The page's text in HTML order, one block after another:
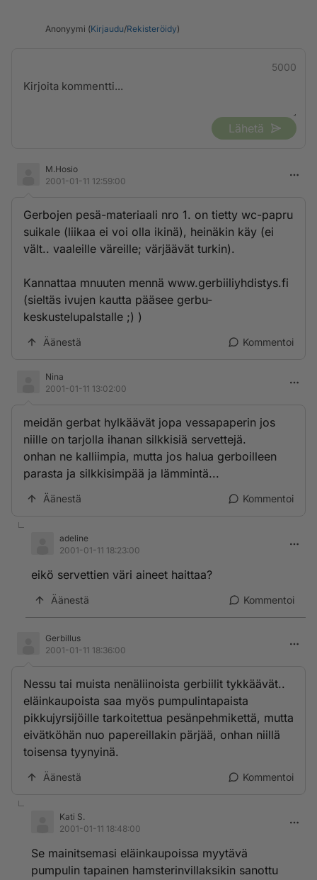
Anonyymi (Kirjaudu/Rekisteröidy)
5000
Lähetä
M.Hosio
2001-01-11 12:59:00
Gerbojen pesä-materiaali nro 1. on tietty wc-papru
suikale (liikaa ei voi olla ikinä), heinäkin käy (ei
vält.. vaaleille väreille; värjäävät turkin).
Kannattaa mnuuten mennä www.gerbiiliyhdistys.fi
(sieltäs ivujen kautta pääsee gerbu-
keskustelupalstalle ;) )
Äänestä Kommentoi
Nina
2001-01-11 13:02:00
meidän gerbat hylkäävät jopa vessapaperin jos
niille on tarjolla ihanan silkkisiä servettejä.
onhan ne kalliimpia, mutta jos halua gerboilleen
parasta ja silkkisimpää ja lämmintä...
Äänestä Kommentoi
adeline
2001-01-11 18:23:00
eikö servettien väri aineet haittaa?
Äänestä Kommentoi
Gerbillus
2001-01-11 18:36:00
Nessu tai muista nenäliinoista gerbiilit tykkäävät..
eläinkaupoista saa myös pumpulintapaista
pikkujyrsijöille tarkoitettua pesänpehmikettä, mutta
eivätköhän nuo papereillakin pärjää, onhan niillä
toisensa tyynyinä.
Äänestä Kommentoi
Kati S.
2001-01-11 18:48:00
Se mainitsemasi eläinkaupoissa myytävä
pumpulin tapainen hamsterinvillaksikin sanottu